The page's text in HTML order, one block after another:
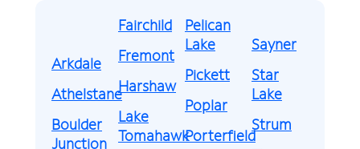
Arkdale
Athelstane
Boulder
Junction
Fairchild
Fremont
Harshaw
Lake
Tomahawk
Pelican
Lake
Pickett
Poplar
Porterfield
Sayner
Star
Lake
Strum